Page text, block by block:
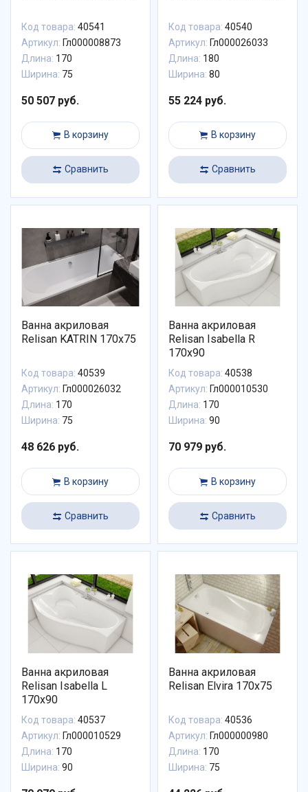
Код товара: 40541
Артикул: Гл000008873
Длина: 170
Ширина: 75
50 507 руб.
В корзину
Сравнить
Код товара: 40540
Артикул: Гл000026033
Длина: 180
Ширина: 80
55 224 руб.
В корзину
Сравнить
Ванна акриловая
Relisan KATRIN 170х75
Код товара: 40539
Артикул: Гл000026032
Длина: 170
Ширина: 75
48 626 руб.
В корзину
Сравнить
Ванна акриловая
Relisan Isabella R
170x90
Код товара: 40538
Артикул: Гл000010530
Длина: 170
Ширина: 90
70 979 руб.
В корзину
Сравнить
Ванна акриловая
Relisan Isabella L
170x90
Код товара: 40537
Артикул: Гл000010529
Длина: 170
Ширина: 90
Ванна акриловая
Relisan Elvira 170x75
Код товара: 40536
Артикул: Гл000000980
Длина: 170
Ширина: 75